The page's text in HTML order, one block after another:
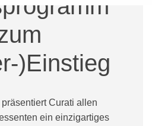
)Einstieg
Curati allen
ein einzigartiges